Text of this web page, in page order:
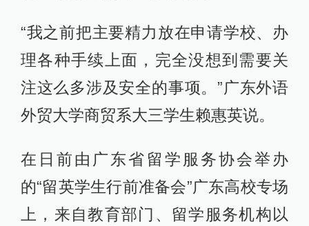
“我之前把主要精力放在申请学校、办
理各种手续上面，完全没想到需要关
注这么多涉及安全的事项。”广东外语
外贸大学商贸系大三学生赖惠英说。
在日前由广东省留学服务协会举办
的“留英学生行前准备会”广东高校专场
上，来自教育部门、留学服务机构以